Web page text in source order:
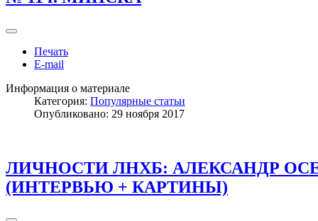
Печать
E-mail
Информация о материале
Категория: Популярные статьи
Опубликовано: 29 ноября 2017
ЛИЧНОСТИ ЛНХБ: АЛЕКСАНДР
(ИНТЕРВЬЮ + КАРТИНЫ)